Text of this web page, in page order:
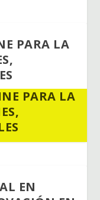
PARA LA
PARA LA
EN